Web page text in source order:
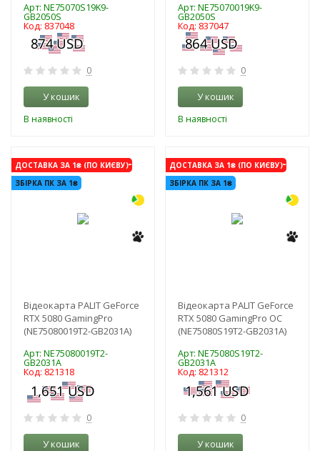
Арт: NE75070S19K9-
GB2050S
Код: 837048
0
У кошик
В наявності
Арт: NE75070019K9-
GB2050S
Код: 837047
0
У кошик
В наявності
ДОСТАВКА ЗА 1₴ (ПО КИЄВУ)
ЗБІРКА ПК ЗА 1₴
-3%
Відеокарта PALIT GeForce
RTX 5080 GamingPro
(NE75080019T2-GB2031A)
Арт: NE75080019T2-
GB2031A
Код: 821318
0
У кошик
ДОСТАВКА ЗА 1₴ (ПО КИЄВУ)
ЗБІРКА ПК ЗА 1₴
-3%
Відеокарта PALIT GeForce
RTX 5080 GamingPro OC
(NE75080S19T2-GB2031A)
Арт: NE75080S19T2-
GB2031A
Код: 821312
0
У кошик